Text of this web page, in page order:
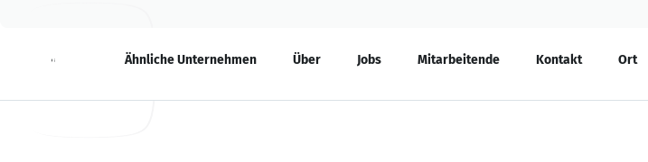
Neuigkeiten Ähnliche Unternehmen Über Jobs Mitarbeitende Kontakt Ort